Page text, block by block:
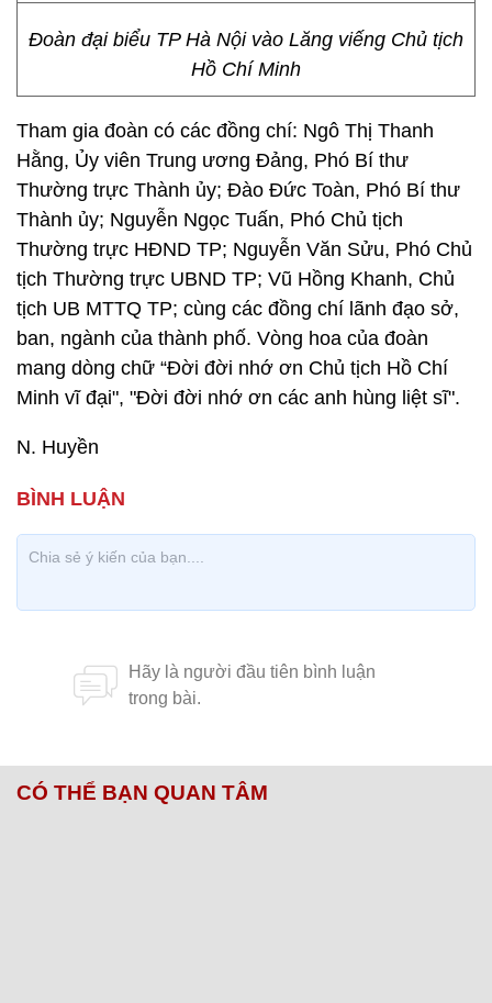
Đoàn đại biểu TP Hà Nội vào Lăng viếng Chủ tịch
Hồ Chí Minh
Tham gia đoàn có các đồng chí: Ngô Thị Thanh
Hằng, Ủy viên Trung ương Đảng, Phó Bí thư
Thường trực Thành ủy; Đào Đức Toàn, Phó Bí thư
Thành ủy; Nguyễn Ngọc Tuấn, Phó Chủ tịch
Thường trực HĐND TP; Nguyễn Văn Sửu, Phó Chủ
tịch Thường trực UBND TP; Vũ Hồng Khanh, Chủ
tịch UB MTTQ TP; cùng các đồng chí lãnh đạo sở,
ban, ngành của thành phố. Vòng hoa của đoàn
mang dòng chữ “Đời đời nhớ ơn Chủ tịch Hồ Chí
Minh vĩ đại", "Đời đời nhớ ơn các anh hùng liệt sĩ".
N. Huyền
CÓ THỂ BẠN QUAN TÂM